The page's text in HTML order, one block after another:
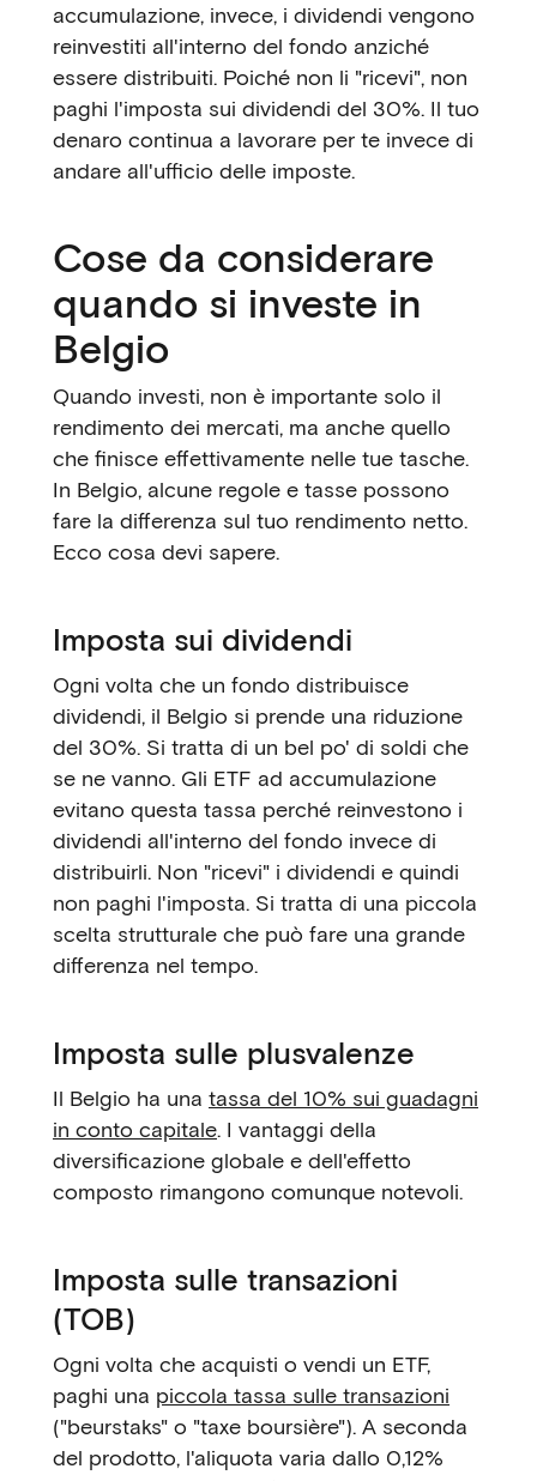
accumulazione, invece, i dividendi vengono
reinvestiti all'interno del fondo anziché
essere distribuiti. Poiché non li "ricevi", non
paghi l'imposta sui dividendi del 30%. Il tuo
denaro continua a lavorare per te invece di
andare all'ufficio delle imposte.
Cose da considerare
quando si investe in
Belgio
Quando investi, non è importante solo il
rendimento dei mercati, ma anche quello
che finisce effettivamente nelle tue tasche.
In Belgio, alcune regole e tasse possono
fare la differenza sul tuo rendimento netto.
Ecco cosa devi sapere.
Imposta sui dividendi
Ogni volta che un fondo distribuisce
dividendi, il Belgio si prende una riduzione
del 30%. Si tratta di un bel po' di soldi che
se ne vanno. Gli ETF ad accumulazione
evitano questa tassa perché reinvestono i
dividendi all'interno del fondo invece di
distribuirli. Non "ricevi" i dividendi e quindi
non paghi l'imposta. Si tratta di una piccola
scelta strutturale che può fare una grande
differenza nel tempo.
Imposta sulle plusvalenze
Il Belgio ha una tassa del 10% sui guadagni
in conto capitale. I vantaggi della
diversificazione globale e dell'effetto
composto rimangono comunque notevoli.
Imposta sulle transazioni
(TOB)
Ogni volta che acquisti o vendi un ETF,
paghi una piccola tassa sulle transazioni
("beurstaks" o "taxe boursière"). A seconda
del prodotto, l'aliquota varia dallo 0,12%